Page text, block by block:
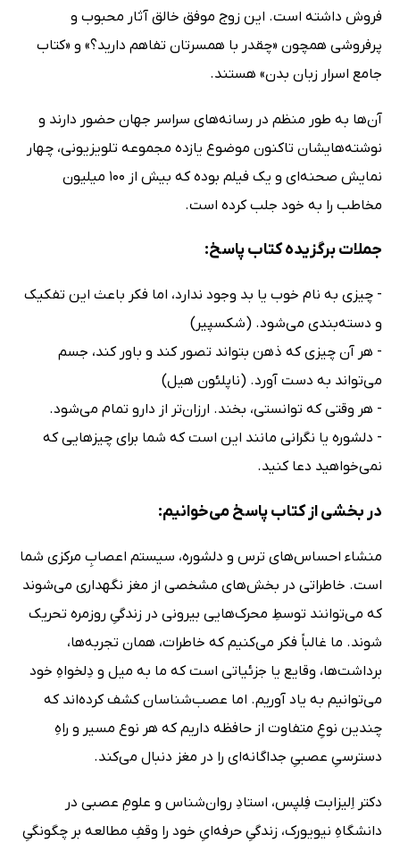
فروش داشته است. این زوج موفق خالق آثار محبوب و
پرفروشی همچون «چقدر با همسرتان تفاهم دارید؟» و «کتاب
جامع اسرار زبان بدن» هستند.
آن‌ها به طور منظم در رسانه‌های سراسر جهان حضور دارند و
نوشته‌هایشان تاکنون موضوع یازده مجموعه تلویزیونی، چهار
نمایش صحنه‌ای و یک فیلم بوده که بیش از 100 میلیون
مخاطب را به خود جلب کرده است.
جملات برگزیده کتاب پاسخ:
- چیزی به نام خوب یا بد وجود ندارد، اما فکر باعث این تفکیک
و دسته‌بندی می‌شود. (شکسپیر)
- هر آن چیزی که ذهن بتواند تصور کند و باور کند، جسم
می‌تواند به دست آورد. (ناپلئون هیل)
- هر وقتی که توانستی، بخند. ارزان‌تر از دارو تمام می‌شود.
- دلشوره یا نگرانی مانند این است که شما برای چیزهایی که
نمی‌خواهید دعا کنید.
در بخشی از کتاب پاسخ می‌خوانیم:
منشاء احساس‌های ترس و دلشوره، سیستم اعصابِ مرکزی شما
است. خاطراتی در بخش‌های مشخصی از مغز نگهداری می‌شوند
که می‌توانند توسطِ محرک‌هایی بیرونی در زندگیِ روزمره تحریک
شوند. ما غالباً فکر می‌کنیم که خاطرات، همان تجربه‌ها،
برداشت‌ها، وقایع یا جزئیاتی است که ما به میل و دِلخواهِ خود
می‌توانیم به یاد آوریم. اما عصب‌شناسان کشف کرده‌اند که
چندین نوعِ متفاوت از حافظه داریم که هر نوع مسیر و راهِ
دسترسیِ عصبیِ جداگانه‌ای را در مغز دنبال می‌کند.
دکتر اِلیزابت فِلپس، استادِ روان‌شناس و علومِ عصبی در
دانشگاهِ نیویورک، زندگیِ حرفه‌ایِ خود را وقفِ مطالعه بر چگونگیِ